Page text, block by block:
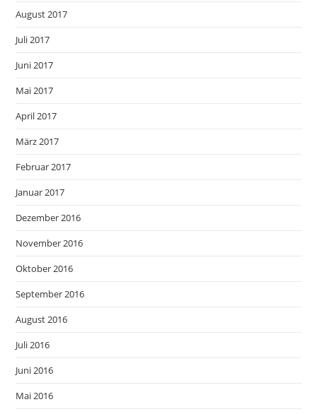
August 2017
Juli 2017
Juni 2017
Mai 2017
April 2017
März 2017
Februar 2017
Januar 2017
Dezember 2016
November 2016
Oktober 2016
September 2016
August 2016
Juli 2016
Juni 2016
Mai 2016